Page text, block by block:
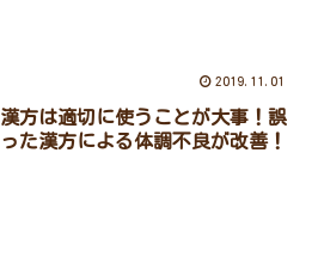
2019.11.01
漢方は適切に使うことが大事！誤
った漢方による体調不良が改善！